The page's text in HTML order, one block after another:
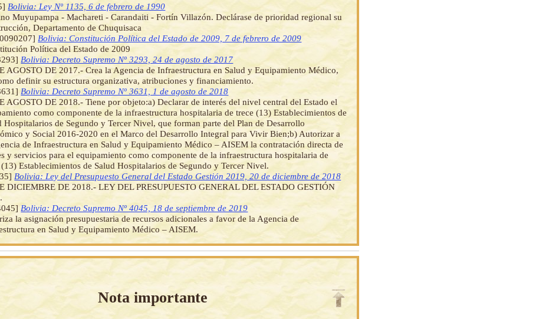
Bolivia: Ley Nº 1135, 6 de febrero de 1990
Muyupampa - Machareti - Carandaiti - Fortín Villazón. Declárase de prioridad regional su
Departamento de Chuquisaca
Bolivia: Constitución Política del Estado de 2009, 7 de febrero de 2009
Política del Estado de 2009
Bolivia: Decreto Supremo Nº 3293, 24 de agosto de 2017
AGOSTO DE 2017.- Crea la Agencia de Infraestructura en Salud y Equipamiento Médico,
definir su estructura organizativa, atribuciones y financiamiento.
Bolivia: Decreto Supremo Nº 3631, 1 de agosto de 2018
AGOSTO DE 2018.- Tiene por objeto:a) Declarar de interés del nivel central del Estado el
como componente de la infraestructura hospitalaria de trece (13) Establecimientos de
Hospitalarios de Segundo y Tercer Nivel, que forman parte del Plan de Desarrollo
y Social 2016-2020 en el Marco del Desarrollo Integral para Vivir Bien;b) Autorizar a
de Infraestructura en Salud y Equipamiento Médico – AISEM la contratación directa de
y servicios para el equipamiento como componente de la infraestructura hospitalaria de
(13) Establecimientos de Salud Hospitalarios de Segundo y Tercer Nivel.
Bolivia: Ley del Presupuesto General del Estado Gestión 2019, 20 de diciembre de 2018
DICIEMBRE DE 2018.- LEY DEL PRESUPUESTO GENERAL DEL ESTADO GESTIÓN
Bolivia: Decreto Supremo Nº 4045, 18 de septiembre de 2019
la asignación presupuestaria de recursos adicionales a favor de la Agencia de
en Salud y Equipamiento Médico – AISEM.
Nota importante